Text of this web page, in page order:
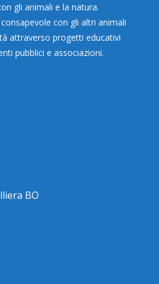
gli animali e la natura.
con gli altri animali
attraverso progetti educativi
pubblici e associazioni.
BO